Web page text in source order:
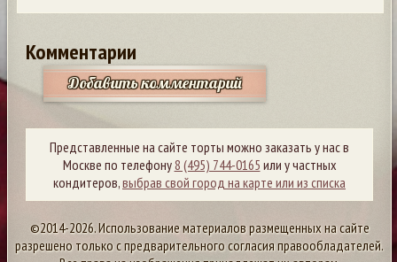
Комментарии
Добавить комментарий
Представленные на сайте торты можно заказать у нас в
Москве по телефону8 (495) 744-0165 или у частных
кондитеров,выбрав свой город на карте или из списка
©2014-2026. Использование материалов размещенных на сайте
разрешено только с предварительного согласия правообладателей.